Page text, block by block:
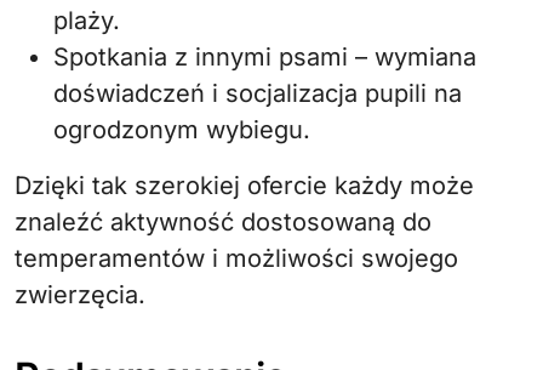
plaży.
Spotkania z innymi psami – wymiana
doświadczeń i socjalizacja pupili na
ogrodzonym wybiegu.
Dzięki tak szerokiej ofercie każdy może
znaleźć aktywność dostosowaną do
temperamentów i możliwości swojego
zwierzęcia.